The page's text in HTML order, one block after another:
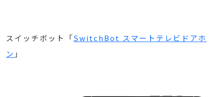
スイッチボット「SwitchBot スマートテレビドアホ
ン 」